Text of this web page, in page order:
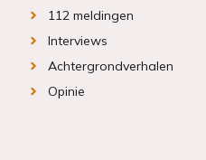
112 meldingen
Interviews
Achtergrondverhalen
Opinie